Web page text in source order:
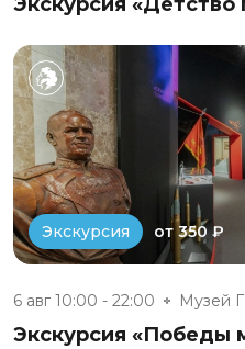
Экскурсия от 350 ₽
6 авг 10:00 - 22:00 Музей
Экскурсия «Победы